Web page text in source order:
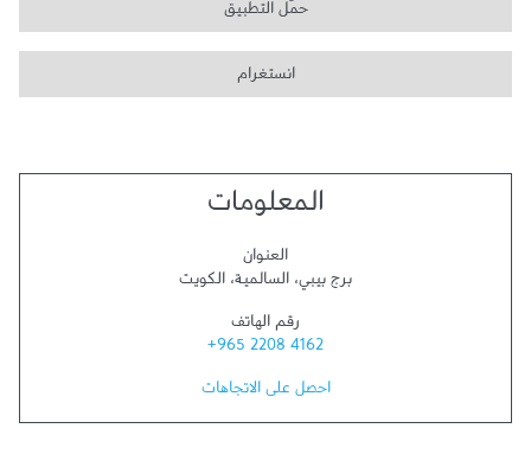
حمّل التطبيق
انستغرام
المعلومات
العنوان
برج بيبي، السالمية، الكويت
رقم الهاتف
+965 2208 4162
احصل على الاتجاهات